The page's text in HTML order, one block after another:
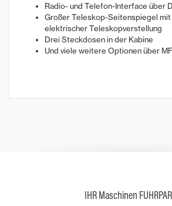
Radio- und Telefon-Interface über
Großer Teleskop-Seitenspiegel mit
elektrischer Teleskopverstellung
Drei Steckdosen in der Kabine
Und viele weitere Optionen über
IHR Maschinen